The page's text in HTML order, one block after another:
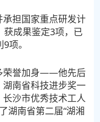
担国家重点研发计
成果鉴定3项，已
项。
荣誉加身——他先后
南省科技进步奖一
沙市优秀技术工人
湖南省第二届“湖湘